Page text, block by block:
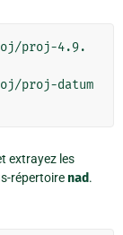
proj-4.9.
proj-datum
extrayez les
répertoire nad.